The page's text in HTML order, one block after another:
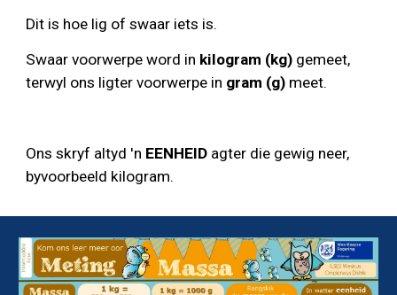
Dit is hoe lig of swaar iets is.
Swaar voorwerpe word in kilogram (kg) gemeet,
terwyl ons ligter voorwerpe in gram (g) meet.
Ons skryf altyd 'n EENHEID agter die gewig neer,
byvoorbeeld kilogram.